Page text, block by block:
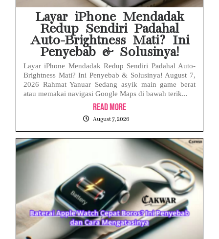
Layar iPhone Mendadak
Redup Sendiri Padahal
Auto-Brightness Mati? Ini
Penyebab & Solusinya!
Layar iPhone Mendadak Redup Sendiri Padahal Auto-
Brightness Mati? Ini Penyebab & Solusinya! August 7,
2026 Rahmat Yanuar Sedang asyik main game berat
atau memakai navigasi Google Maps di bawah terik...
Read More
August 7, 2026